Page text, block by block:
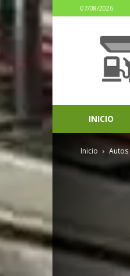
07/08/2026
INICIO
Inicio Autos